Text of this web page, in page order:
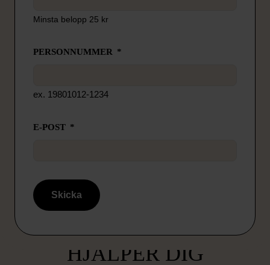
Minsta belopp 25 kr
PERSONNUMMER
ex. 19801012-1234
E-POST
Skicka
VÅR GIVARSERVICE
HJÄLPER DIG